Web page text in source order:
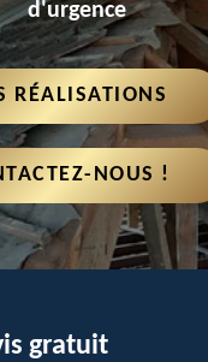
d'urgence
RÉALISATIONS
NOUS !
gratuit